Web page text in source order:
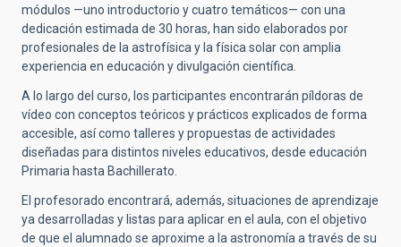
módulos —uno introductorio y cuatro temáticos— con una
dedicación estimada de 30 horas, han sido elaborados por
profesionales de la astrofísica y la física solar con amplia
experiencia en educación y divulgación científica.
A lo largo del curso, los participantes encontrarán píldoras de
vídeo con conceptos teóricos y prácticos explicados de forma
accesible, así como talleres y propuestas de actividades
diseñadas para distintos niveles educativos, desde educación
Primaria hasta Bachillerato.
El profesorado encontrará, además, situaciones de aprendizaje
ya desarrolladas y listas para aplicar en el aula, con el objetivo
de que el alumnado se aproxime a la astronomía a través de su